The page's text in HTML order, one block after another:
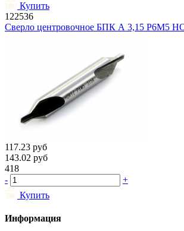
Купить
122536
Сверло центровочное БПК А 3,15 Р6М5
117.23 руб
143.02 руб
418
-
+
Купить
Информация